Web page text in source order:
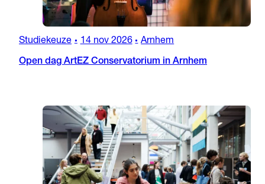
Studiekeuze • 14 nov 2026 • Arnhem
Open dag ArtEZ Conservatorium in Arnhem